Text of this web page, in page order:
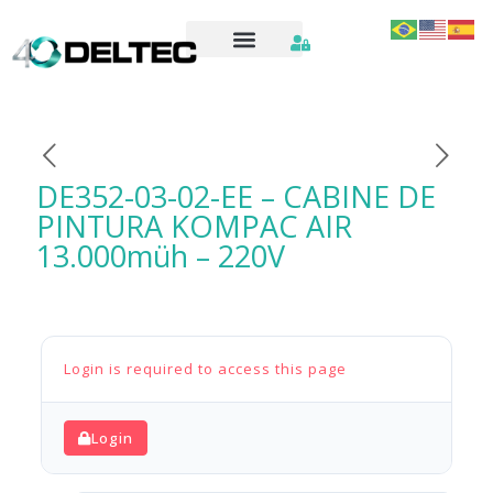
DE352-03-02-EE – CABINE DE
PINTURA KOMPAC AIR
13.000müh – 220V
Login is required to access this page
Login